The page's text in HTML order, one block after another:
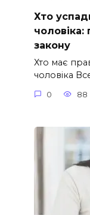
Хто
чоловіка:
закону
Хто має
чоловіка
0 88